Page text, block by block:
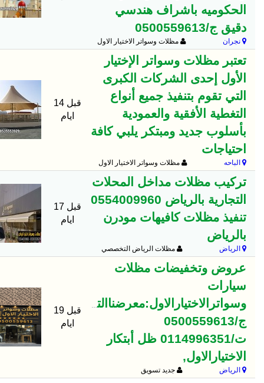
الحكوميه باشراف هندسي
دقيق ج/0500559613
نجران مظلات وسواتر الاختيار الاول
تعتبر مظلات وسواتر الإختيار
الأول إحدى الشركات الكبرى
التي تقوم بتنفيذ جميع أنواع
التغطية الأفقية والعمودية
بأسلوب جديد ومبتكر يلبي كافة
احتياجات
الباحه مظلات وسواتر الاختيار الاول
قبل 14
ايام
تركيب مظلات مداخل المحلات
التجارية بالرياض 0554009960
تنفيذ مظلات كافيهات مودرن
بالرياض
الرياض مظلات الرياض التخصصي
قبل 17
ايام
عروض وتخفيضات مظلات
سيارات
ج/0500559613
ت/0114996351 ظل أبتكار
الاختيارالاول,
الرياض جديد تسويق
قبل 19
ايام